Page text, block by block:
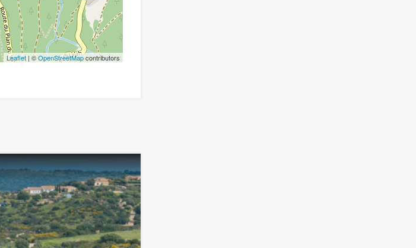
Leaflet| ©OpenStreetMapcontributors